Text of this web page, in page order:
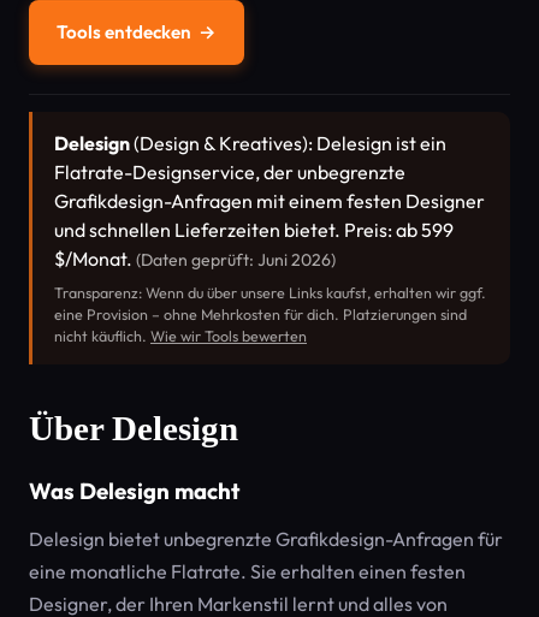
Tools entdecken →
Delesign(Design & Kreatives): Delesign ist ein
Flatrate-Designservice, der unbegrenzte
Grafikdesign-Anfragen mit einem festen Designer
und schnellen Lieferzeiten bietet. Preis: ab 599
$/Monat. (Daten geprüft: Juni 2026)
Transparenz: Wenn du über unsere Links kaufst, erhalten wir ggf.
eine Provision – ohne Mehrkosten für dich. Platzierungen sind
nicht käuflich. Wie wir Tools bewerten
Über Delesign
Was Delesign macht
Delesign bietet unbegrenzte Grafikdesign-Anfragen für
eine monatliche Flatrate. Sie erhalten einen festen
Designer, der Ihren Markenstil lernt und alles von